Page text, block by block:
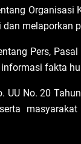
melaporkan
Pers,
fakta
UU No. 20